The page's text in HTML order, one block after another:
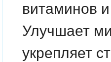
витаминов
Улучшает
укрепляет